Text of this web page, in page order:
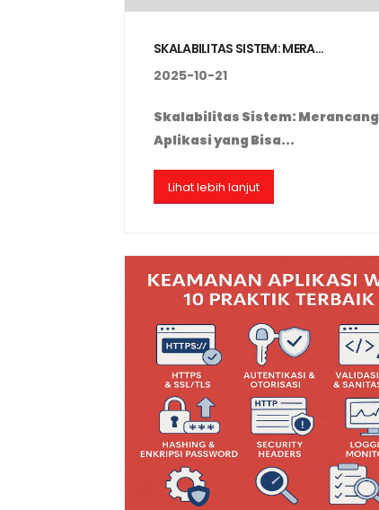
SKALABILITAS SISTEM: MERA...
2025-10-21
Skalabilitas Sistem: Merancang
Aplikasi yang Bisa...
Lihat lebih lanjut